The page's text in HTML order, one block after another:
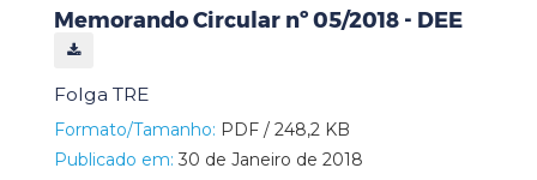
Memorando Circular nº 05/2018 - DEE
Folga TRE
Formato/Tamanho: PDF / 248,2 KB
Publicado em: 30 de Janeiro de 2018